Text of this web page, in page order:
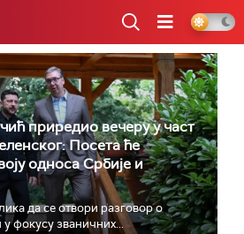
приредио вечеру у част
Посета ће
односа Србије и
да се отвори разговор о
у фокусу званичних...